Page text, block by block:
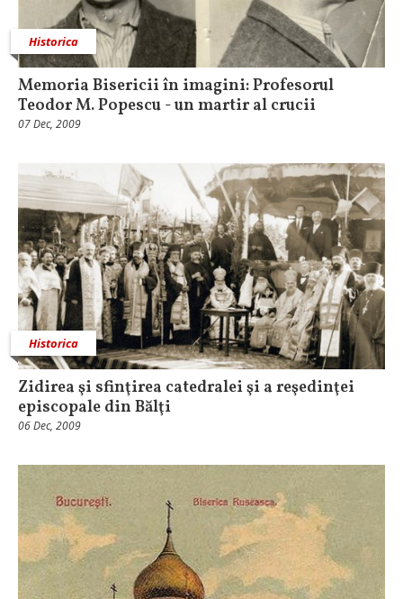
Historica
Memoria Bisericii în imagini: Profesorul
Teodor M. Popescu - un martir al crucii
07 Dec, 2009
Historica
Zidirea şi sfinţirea catedralei şi a reşedinţei
episcopale din Bălţi
06 Dec, 2009